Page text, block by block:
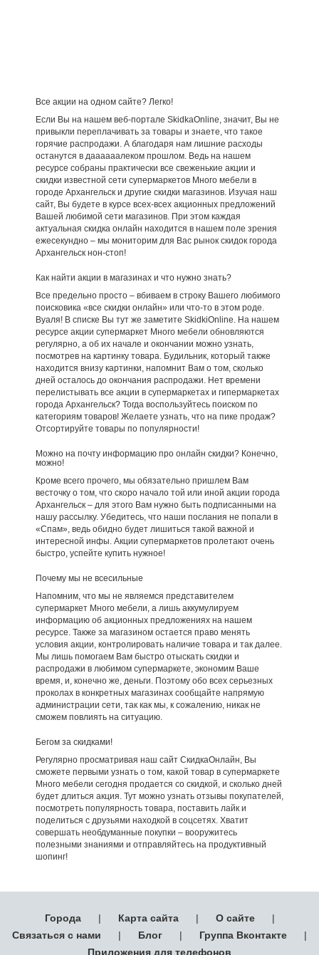
Все акции на одном сайте? Легко!
Если Вы на нашем веб-портале SkidkaOnline, значит, Вы не
привыкли переплачивать за товары и знаете, что такое
горячие распродажи. А благодаря нам лишние расходы
останутся в даааааалеком прошлом. Ведь на нашем
ресурсе собраны практически все свеженькие акции и
скидки известной сети супермаркетов Много мебели в
городе Архангельск и другие скидки магазинов. Изучая наш
сайт, Вы будете в курсе всех-всех акционных предложений
Вашей любимой сети магазинов. При этом каждая
актуальная скидка онлайн находится в нашем поле зрения
ежесекундно – мы мониторим для Вас рынок скидок города
Архангельск нон-стоп!
Как найти акции в магазинах и что нужно знать?
Все предельно просто – вбиваем в строку Вашего любимого
поисковика «все скидки онлайн» или что-то в этом роде.
Вуаля! В списке Вы тут же заметите SkidkiOnline. На нашем
ресурсе акции супермаркет Много мебели обновляются
регулярно, а об их начале и окончании можно узнать,
посмотрев на картинку товара. Будильник, который также
находится внизу картинки, напомнит Вам о том, сколько
дней осталось до окончания распродажи. Нет времени
перелистывать все акции в супермаркетах и гипермаркетах
города Архангельск? Тогда воспользуйтесь поиском по
категориям товаров! Желаете узнать, что на пике продаж?
Отсортируйте товары по популярности!
Можно на почту информацию про онлайн скидки? Конечно,
можно!
Кроме всего прочего, мы обязательно пришлем Вам
весточку о том, что скоро начало той или иной акции города
Архангельск – для этого Вам нужно быть подписанными на
нашу рассылку. Убедитесь, что наши послания не попали в
«Спам», ведь обидно будет лишиться такой важной и
интересной инфы. Акции супермаркетов пролетают очень
быстро, успейте купить нужное!
Почему мы не всесильные
Напомним, что мы не являемся представителем
супермаркет Много мебели, а лишь аккумулируем
информацию об акционных предложениях на нашем
ресурсе. Также за магазином остается право менять
условия акции, контролировать наличие товара и так далее.
Мы лишь помогаем Вам быстро отыскать скидки и
распродажи в любимом супермаркете, экономим Ваше
время, и, конечно же, деньги. Поэтому обо всех серьезных
проколах в конкретных магазинах сообщайте напрямую
администрации сети, так как мы, к сожалению, никак не
сможем повлиять на ситуацию.
Бегом за скидками!
Регулярно просматривая наш сайт СкидкаОнлайн, Вы
сможете первыми узнать о том, какой товар в супермаркете
Много мебели сегодня продается со скидкой, и сколько дней
будет длиться акция. Тут можно узнать отзывы покупателей,
посмотреть популярность товара, поставить лайк и
поделиться с друзьями находкой в соцсетях. Хватит
совершать необдуманные покупки – вооружитесь
полезными знаниями и отправляйтесь на продуктивный
шопинг!
Города | Карта сайта | О сайте
|
Связаться с нами
| Блог | Группа Вконтакте
|
Приложения для телефонов